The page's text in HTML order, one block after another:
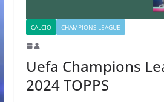
CALCIO CHAMPIONS LEAGUE
Uefa Champions
2024 TOPPS